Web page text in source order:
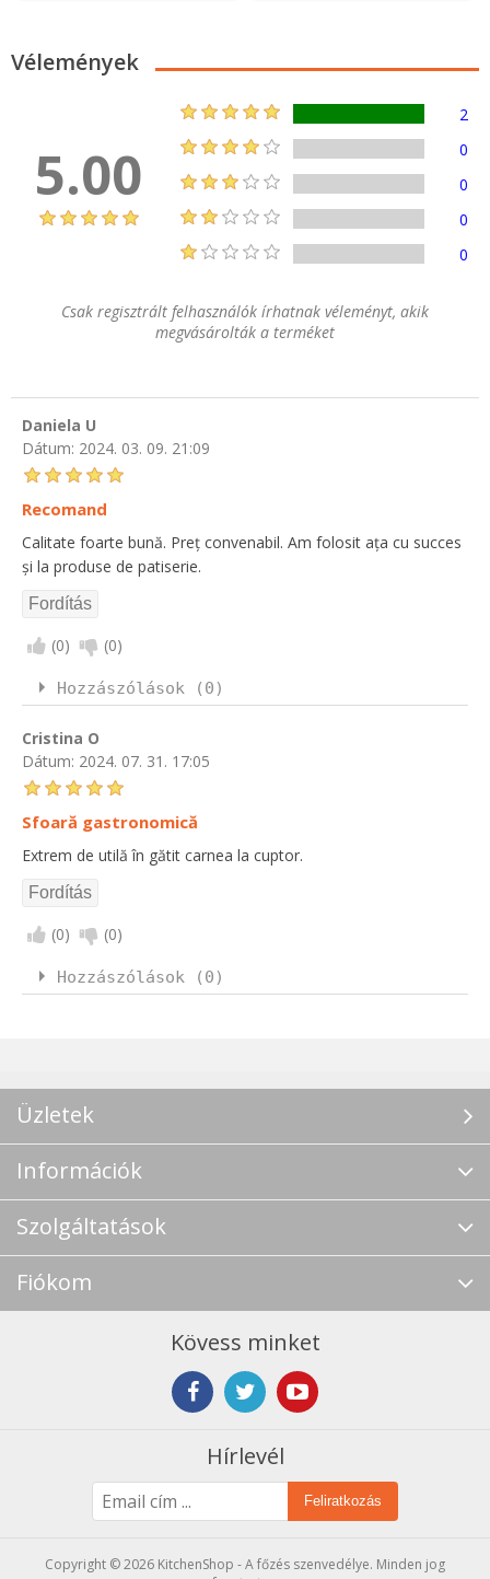
Vélemények
5.00
2
0
0
0
0
Csak regisztrált felhasználók írhatnak véleményt, akik
megvásárolták a terméket
Daniela U
Dátum: 2024. 03. 09. 21:09
Recomand
Calitate foarte bună. Preț convenabil. Am folosit ața cu succes
și la produse de patiserie.
(0) (0)
Hozzászólások (0)
Cristina O
Dátum: 2024. 07. 31. 17:05
Sfoară gastronomică
Extrem de utilă în gătit carnea la cuptor.
(0) (0)
Hozzászólások (0)
Üzletek
Információk
Szolgáltatások
Fiókom
Kövess minket
Hírlevél
Feliratkozás
Copyright © 2026 KitchenShop - A főzés szenvedélye. Minden jog